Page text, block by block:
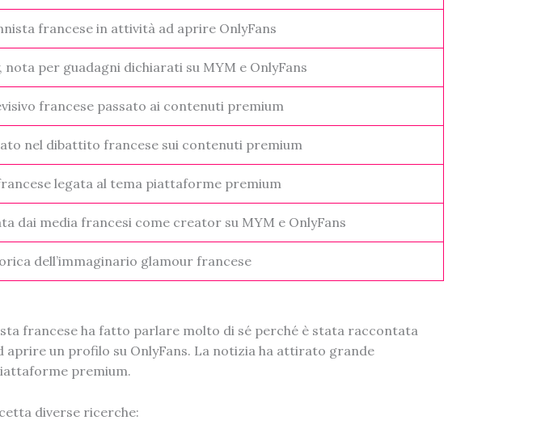
francese in attività ad aprire OnlyFans
nota per guadagni dichiarati su MYM e OnlyFans
francese passato ai contenuti premium
nel dibattito francese sui contenuti premium
legata al tema piattaforme premium
dai media francesi come creator su MYM e OnlyFans
dell’immaginario glamour francese
francese ha fatto parlare molto di sé perché è stata raccontata
un profilo su OnlyFans. La notizia ha attirato grande
premium.
diverse ricerche: